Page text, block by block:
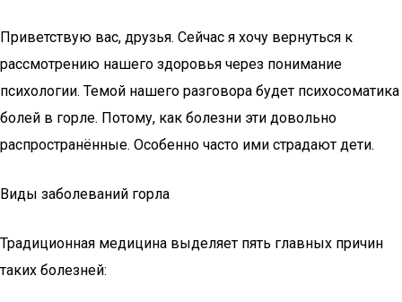
Приветствую вас, друзья. Сейчас я хочу вернуться к
рассмотрению нашего здоровья через понимание
психологии. Темой нашего разговора будет психосоматика
болей в горле. Потому, как болезни эти довольно
распространённые. Особенно часто ими страдают дети.
Виды заболеваний горла
Традиционная медицина выделяет пять главных причин
таких болезней: